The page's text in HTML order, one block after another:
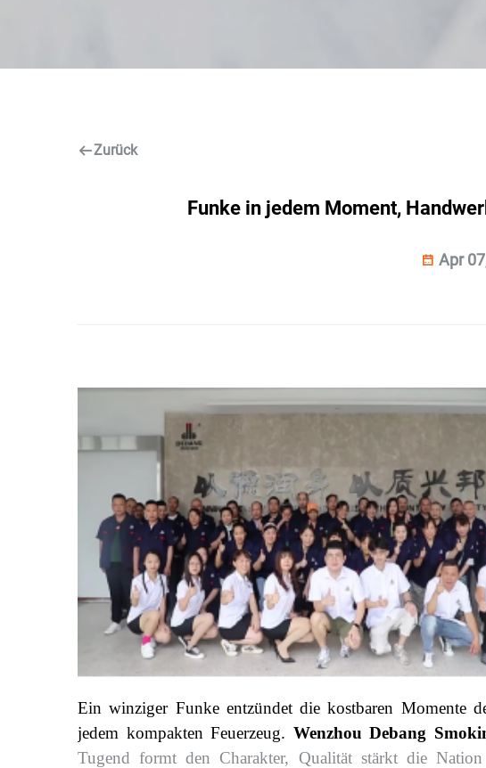
Zurück
Funke in jedem Moment,
Apr
Ein winziger Funke entzündet die kostbaren Momente
jedem kompakten Feuerzeug. Wenzhou Debang
Tugend formt den Charakter, Qualität stärkt die Nation